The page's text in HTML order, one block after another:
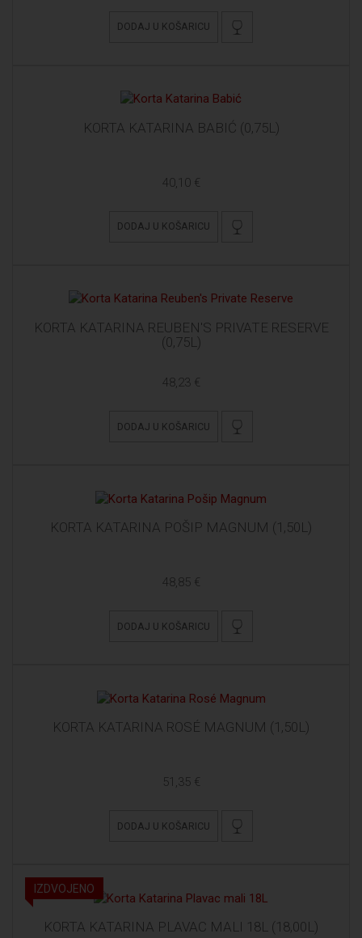
DODAJ U KOŠARICU
KORTA KATARINA BABIĆ (0,75L)
40,10 €
DODAJ U KOŠARICU
KORTA KATARINA REUBEN'S PRIVATE RESERVE
(0,75L)
48,23 €
DODAJ U KOŠARICU
KORTA KATARINA POŠIP MAGNUM (1,50L)
48,85 €
DODAJ U KOŠARICU
KORTA KATARINA ROSÉ MAGNUM (1,50L)
51,35 €
DODAJ U KOŠARICU
IZDVOJENO
KORTA KATARINA PLAVAC MALI 18L (18,00L)